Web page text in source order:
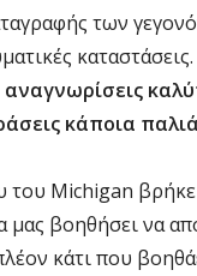
των
καταστάσεις.
κάποια
του Michigan
μας βοηθήσει να
κάτι που